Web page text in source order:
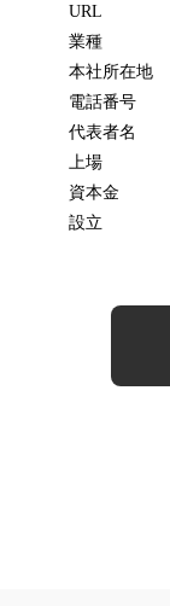
URL
業種
本社所在地
電話番号
代表者名
上場
資本金
設立